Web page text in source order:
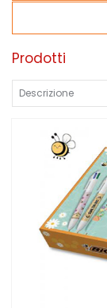
Prodotti